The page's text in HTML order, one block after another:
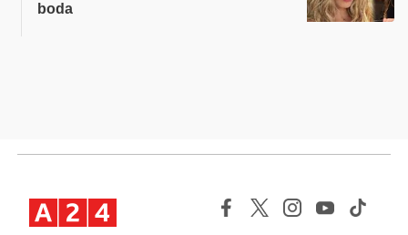
boda